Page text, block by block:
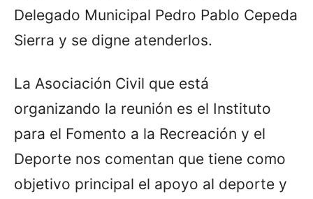
Delegado Municipal Pedro Pablo Cepeda
Sierra y se digne atenderlos.
La Asociación Civil que está
organizando la reunión es el Instituto
para el Fomento a la Recreación y el
Deporte nos comentan que tiene como
objetivo principal el apoyo al deporte y